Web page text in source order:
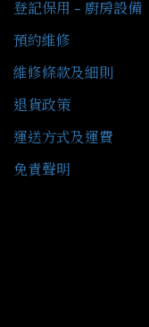
登記保用 - 廚房設備
預約維修
維修條款及細則
退貨政策
運送方式及運費
免責聲明